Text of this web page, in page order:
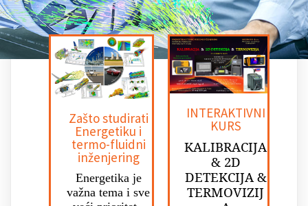
Zašto studirati
Energetiku i
termo-fluidni
inženjering
Energetika je
važna tema i sve
INTERAKTIVNI
KURS
KALIBRACIJA
& 2D
DETEKCIJA &
TERMOVIZIJ